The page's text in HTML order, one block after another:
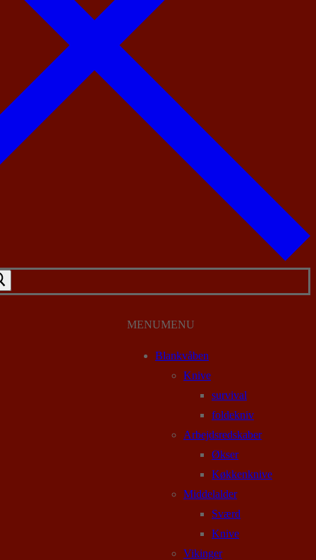
MENUMENU
Blankvåben
Knive
survival
foldekniv
Arbejdsredskaber
Økser
Køkkenknive
Middelalder
Sværd
Knive
Vikinger